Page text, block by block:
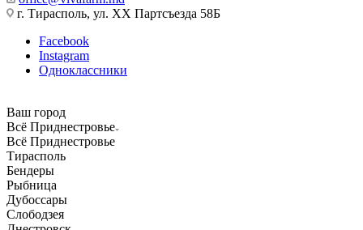
г. Тирасполь, ул. ХХ Партсъезда 58Б
Facebook
Instagram
Одноклассники
Ваш город
Всё Приднестровье
Всё Приднестровье
Тирасполь
Бендеры
Рыбница
Дубоссары
Слободзея